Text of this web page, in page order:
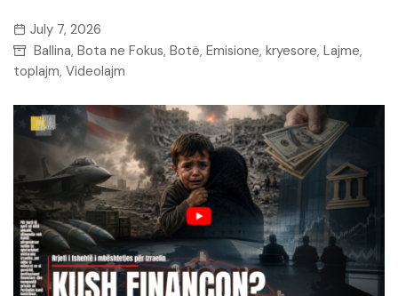
July 7, 2026
Ballina, Bota ne Fokus, Botë, Emisione, kryesore, Lajme,
toplajm, Videolajm